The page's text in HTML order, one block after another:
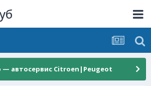
— автосервис Citroen|Peugeot